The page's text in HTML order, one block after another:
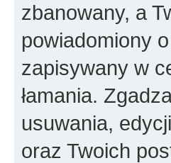
zbanowany, a
powiadomiony
zapisywany w
łamania.
usuwania,
oraz Twoich